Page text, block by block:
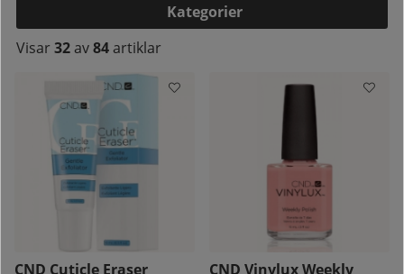
Kategorier
Visar 32av84artiklar
CND Cuticle Eraser
CND Vinylux Weekly